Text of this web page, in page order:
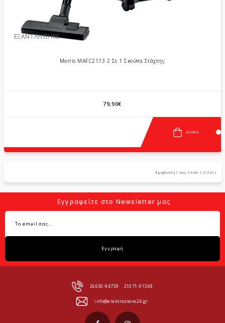
ΕΞΑΝΤΛΉΘΗΚΕ
Morris MAFC2113 2 Σε 1 Σκούπα Στάχτης
79,90€
ΑΓΟΡΆ
Εμφάνιση 1 έως 1 από 1 (1 Σελ.)
Εγγραφείτε στο Newsletter μας
Εγγραφή
26650-94739 21071-01348
info@elektrostore24.gr